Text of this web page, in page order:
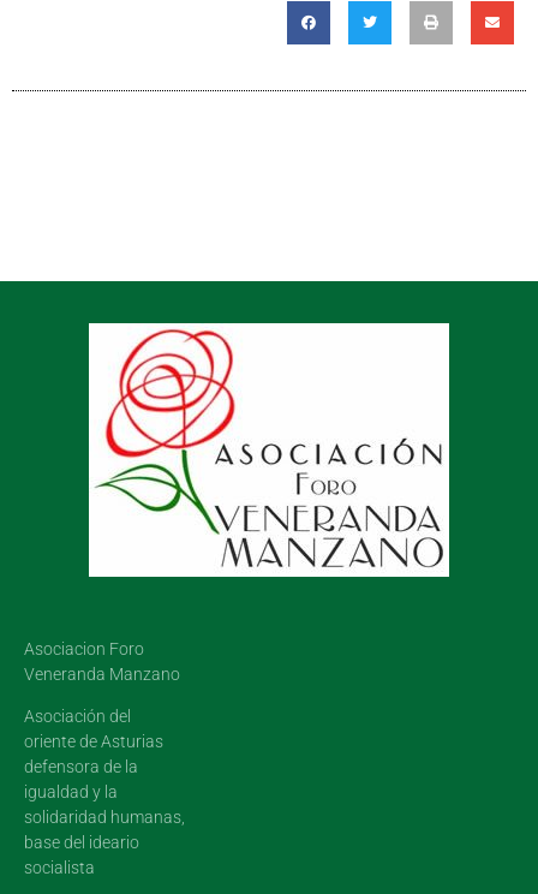
Asociacion Foro
Veneranda Manzano
Asociación del
oriente de Asturias
defensora de la
igualdad y la
solidaridad humanas,
base del ideario
socialista